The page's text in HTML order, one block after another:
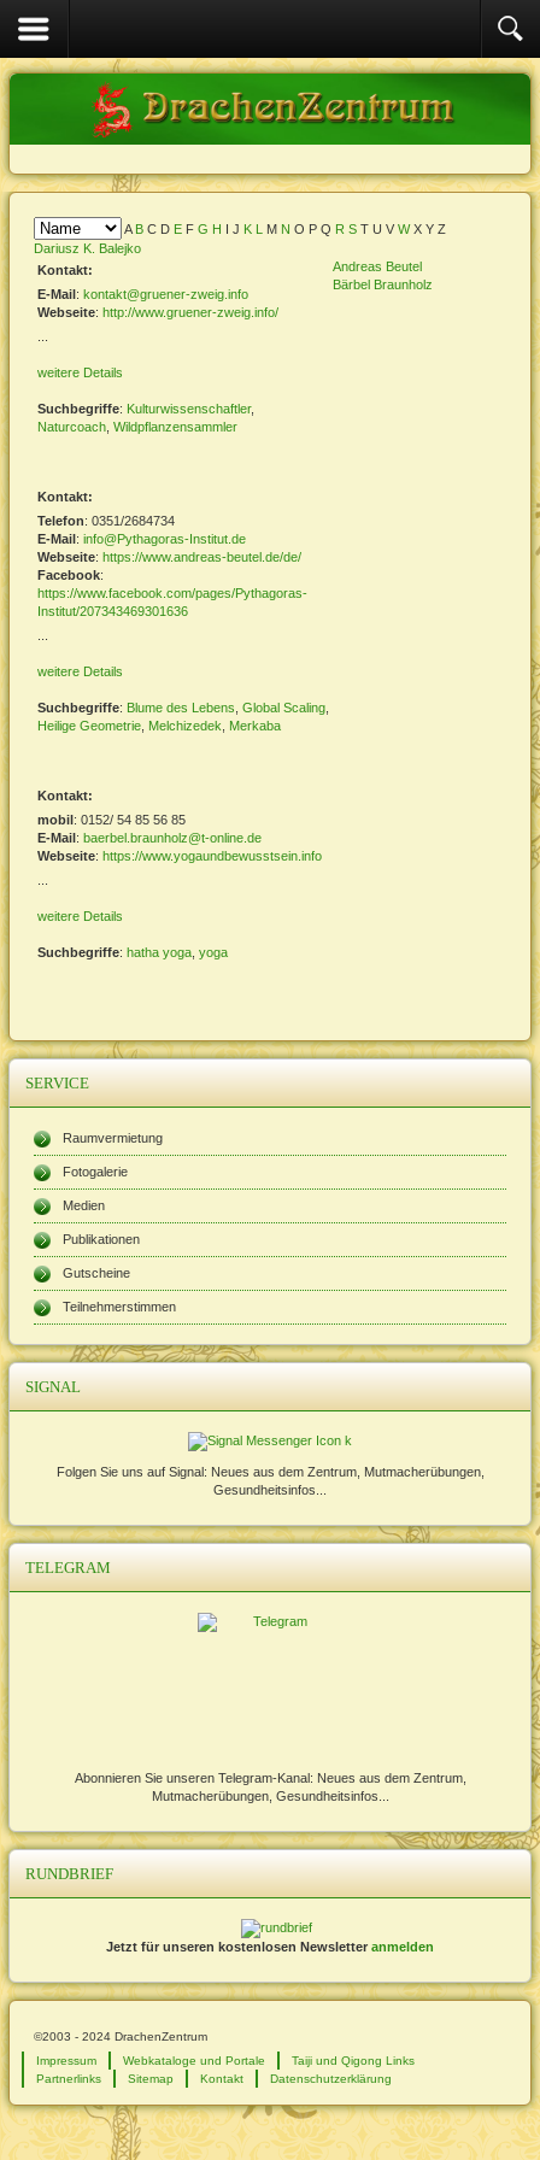
A B C D E F G H I J K L M N O P Q R S T U V W X Y Z
Dariusz K. Balejko
Kontakt:
E-Mail: kontakt@gruener-zweig.info
Webseite: http://www.gruener-zweig.info/
weitere Details
Suchbegriffe: Kulturwissenschaftler,
Naturcoach Wildpflanzensammler
Andreas Beutel
Kontakt:
Telefon: 0351/2684734
E-Mail: info@Pythagoras-Institut.de
Webseite: https://www.andreas-beutel.de/de/
Facebook:
https://www.facebook.com/pages/Pythagoras-
Institut/207343469301636
weitere Details
Suchbegriffe: Blume des Lebens Global Scaling
Heilige Geometrie Melchizedek Merkaba
Bärbel Braunholz
Kontakt:
mobil: 0152/ 54 85 56 85
E-Mail: baerbel.braunholz@t-online.de
Webseite: https://www.yogaundbewusstsein.info
weitere Details
Suchbegriffe: hatha yoga yoga
SERVICE
Raumvermietung
Fotogalerie
Medien
Publikationen
Gutscheine
Teilnehmerstimmen
SIGNAL
Folgen Sie uns auf Signal: Neues aus dem Zentrum, Mutmacherübungen,
Gesundheitsinfos...
TELEGRAM
Abonnieren Sie unseren Telegram-Kanal: Neues aus dem Zentrum,
Mutmacherübungen, Gesundheitsinfos...
RUNDBRIEF
Jetzt für unseren kostenlosen Newsletter anmelden
©2003 - 2024 DrachenZentrum
Impressum
Webkataloge und Portale
Taiji und Qigong Links
Partnerlinks
Sitemap Kontakt Datenschutzerklärung